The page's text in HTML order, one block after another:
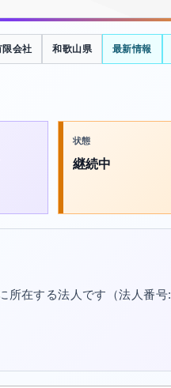
限会社 和歌山県 最新情報
状態
継続中
所在する法人です（法人番号: